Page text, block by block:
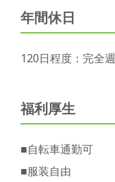
年間休日
120日程度：完全
福利厚生
■自転車通勤可
■服装自由